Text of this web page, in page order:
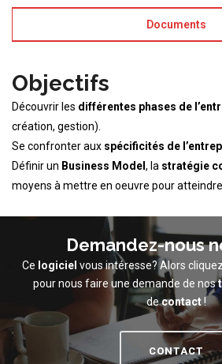
Documents
Objectifs
Découvrir les différentes phases de
création, gestion).
Se confronter aux spécificités de
Définir un Business Model , la stratégie
moyens à mettre en oeuvre pour
Demandez-nous
Ce logiciel vous intéresse? Alors
pour nous faire une demande de nos
decontact!
CONTACT